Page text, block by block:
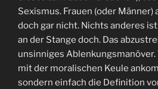
Sexismus. Frauen (oder
doch gar nicht. Nichts anderes
an der Stange doch. Das
unsinniges
mit der moralischen Keule
sondern einfach die Definition